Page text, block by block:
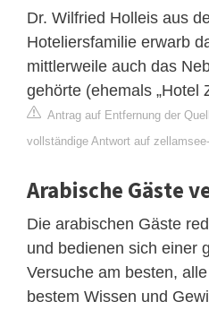
Dr. Wilfried Holleis aus
Hoteliersfamilie erwarb
mittlerweile auch das
gehörte (ehemals „Hotel
Antrag auf Entfernung der
vollständige Antwort auf
Arabische Gäste
Die arabischen Gäste
und bedienen sich einer
Versuche am besten,
bestem Wissen und